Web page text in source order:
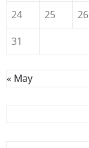
24
25 26
31
« May